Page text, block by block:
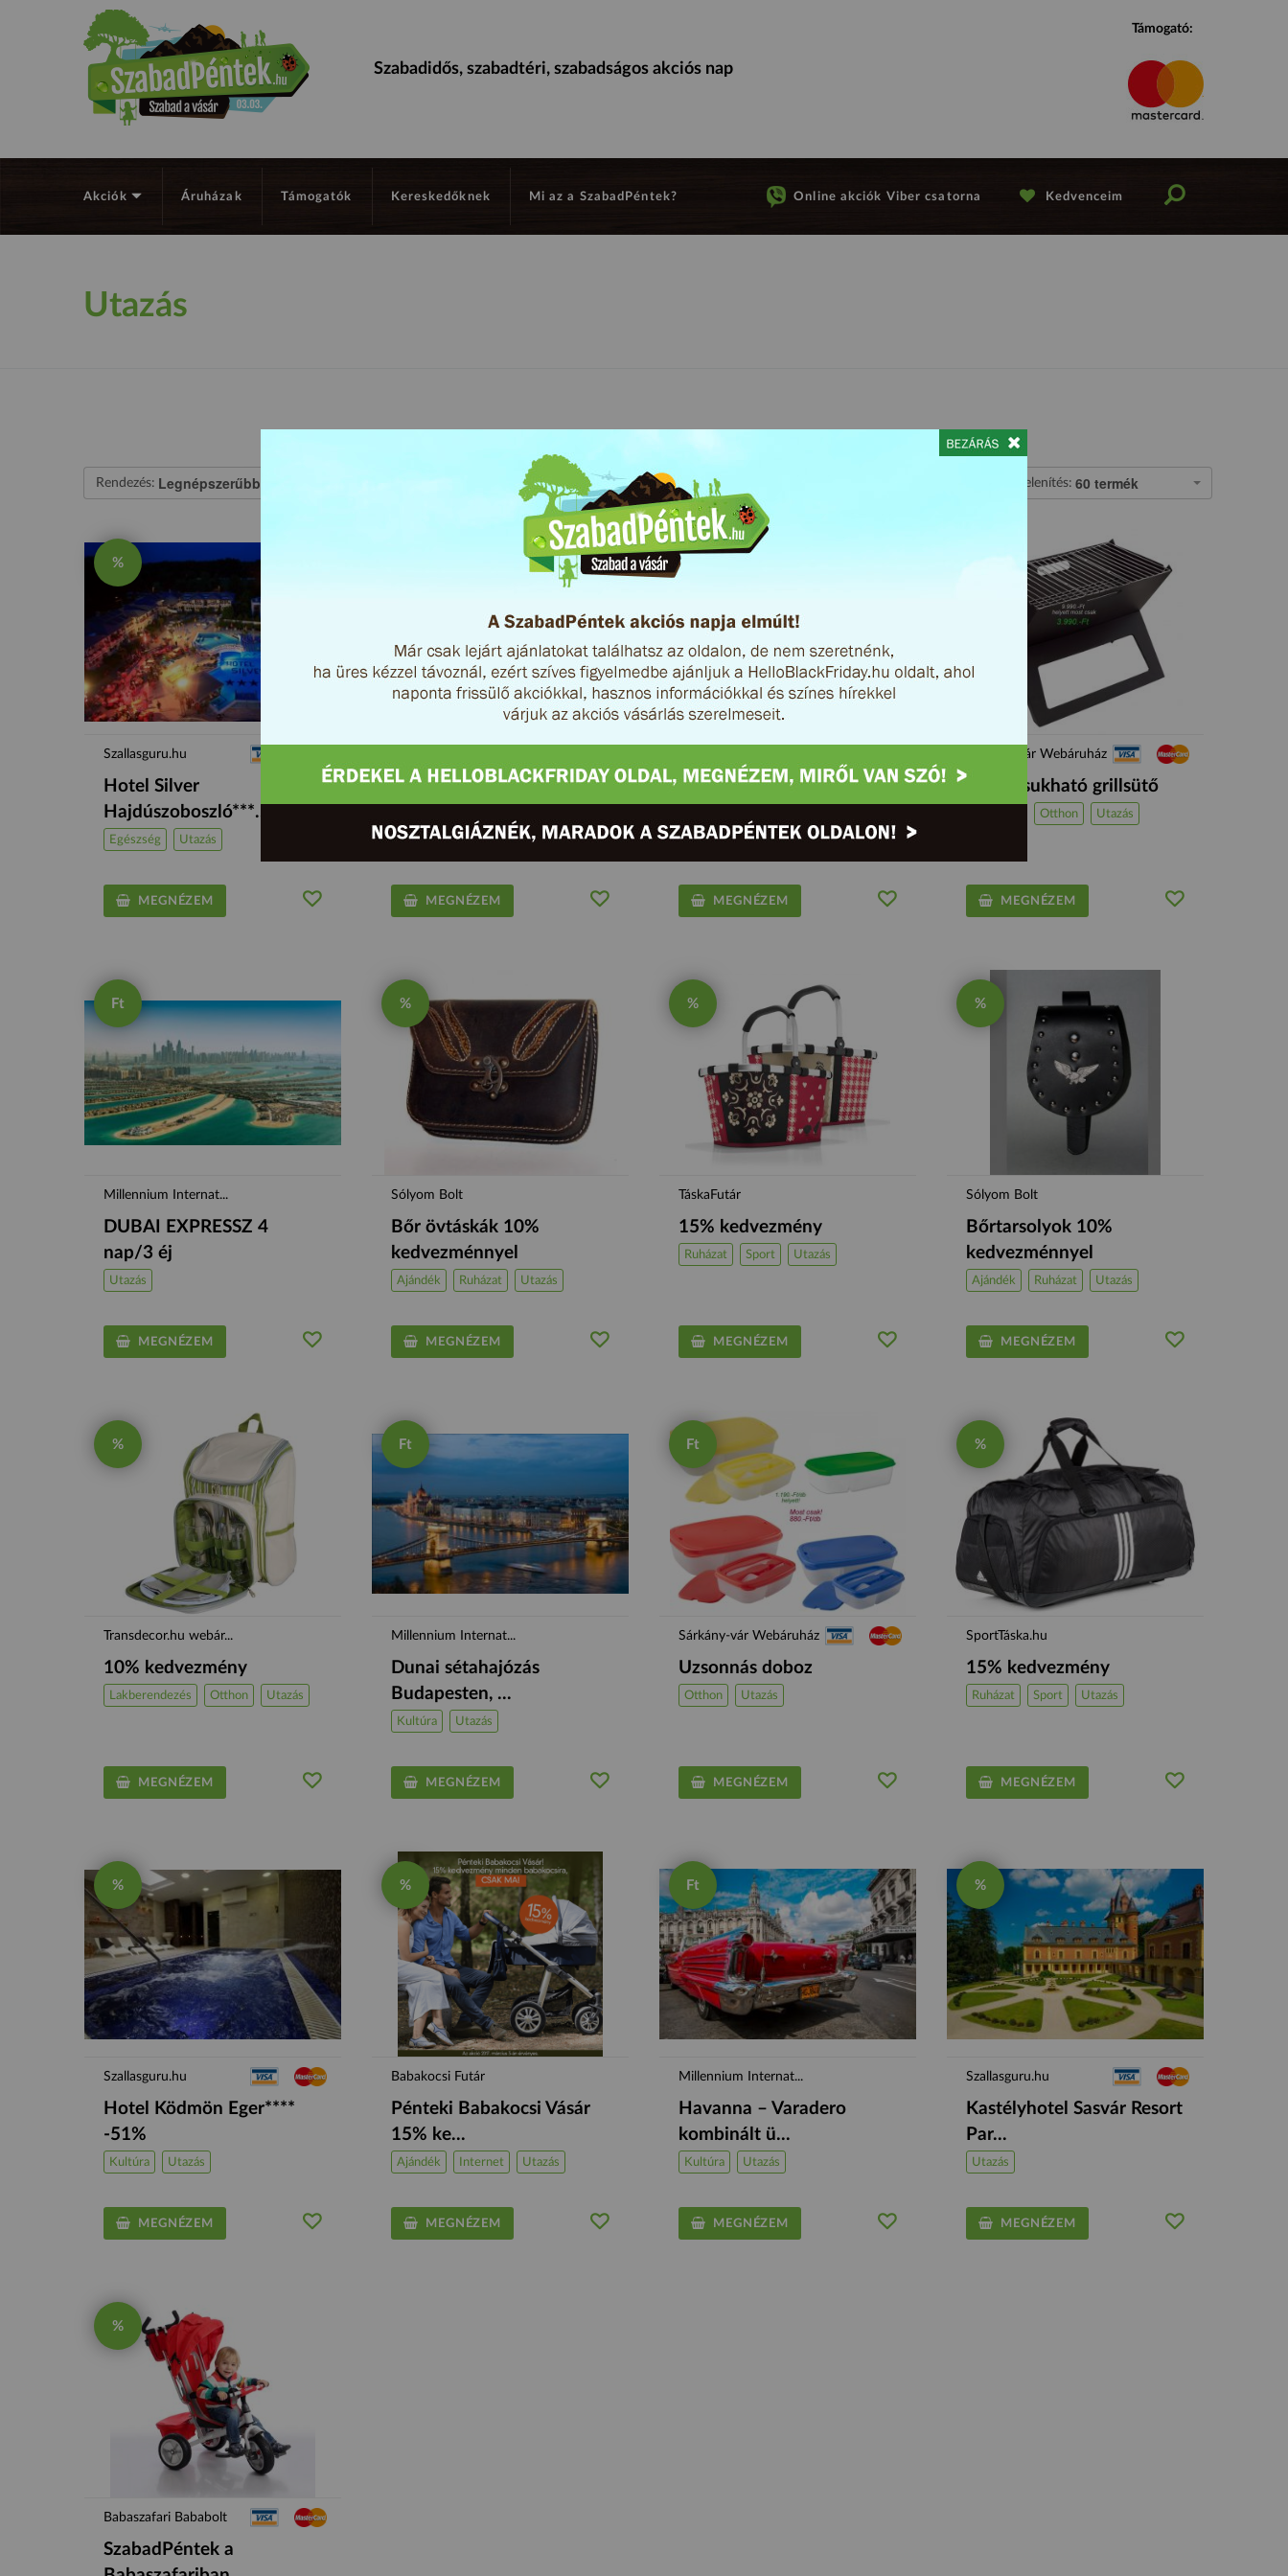
Szabadidős, szabadtéri, szabadságos akciós nap
Támogató:
Akciók Áruházak Támogatók Kereskedőknek Mi az a SzabadPéntek? Kedvenceim
Online akciók Viber csatorna
Utazás
Rendezés: Legnépszerűbb Megjelenítés: 60 termék
%
Szallasguru.hu
Hotel Silver
Hajdúszoboszló***...
Egészség Utazás
MEGNÉZEM
Gurulós hátizsákra 25%
Ruházat Sport Utazás
MEGNÉZEM
Dunajeci tutajozás
Kultúra Utazás
MEGNÉZEM
Sárkány-vár Webáruház
Összecsukható grillsütő
Otthon Utazás
MEGNÉZEM
Ft
Millennium Internat...
DUBAI EXPRESSZ 4
nap/3 éj
Utazás
MEGNÉZEM
%
Sólyom Bolt
Bőr övtáskák 10%
kedvezménnyel
Ajándék Ruházat Utazás
MEGNÉZEM
%
TáskaFutár
15% kedvezmény
Ruházat Sport Utazás
MEGNÉZEM
%
Sólyom Bolt
Bőrtarsolyok 10%
kedvezménnyel
Ajándék Ruházat Utazás
MEGNÉZEM
%
Transdecor.hu webár...
10% kedvezmény
Lakberendezés Otthon Utazás
MEGNÉZEM
Ft
Millennium Internat...
Dunai sétahajózás
Budapesten, ...
Kultúra Utazás
MEGNÉZEM
Ft
Sárkány-vár Webáruház
Uzsonnás doboz
Otthon Utazás
MEGNÉZEM
%
SportTáska.hu
15% kedvezmény
Ruházat Sport Utazás
MEGNÉZEM
%
Szallasguru.hu
Hotel Ködmön Eger****
-51%
Kultúra Utazás
MEGNÉZEM
%
Babakocsi Futár
Pénteki Babakocsi Vásár
15% ke...
Ajándék Internet Utazás
MEGNÉZEM
Ft
Millennium Internat...
Havanna – Varadero
kombinált ü...
Kultúra Utazás
MEGNÉZEM
%
Szallasguru.hu
Kastélyhotel Sasvár Resort
Par...
Utazás
MEGNÉZEM
%
Babaszafari Bababolt
SzabadPéntek a